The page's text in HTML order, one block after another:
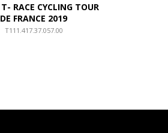
T- RACE CYCLING TOUR
DE FRANCE 2019
T111.417.37.057.00